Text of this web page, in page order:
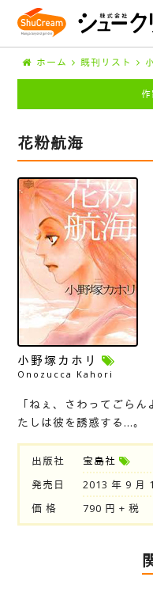
ホーム 既刊リスト
花粉航海
小野塚カホリ
Onozucca Kahori
「ねぇ、さわってごら
たしは彼を誘惑する…。
出版社
宝島社
発売日
2013 年 9 月
価 格
790 円 + 税